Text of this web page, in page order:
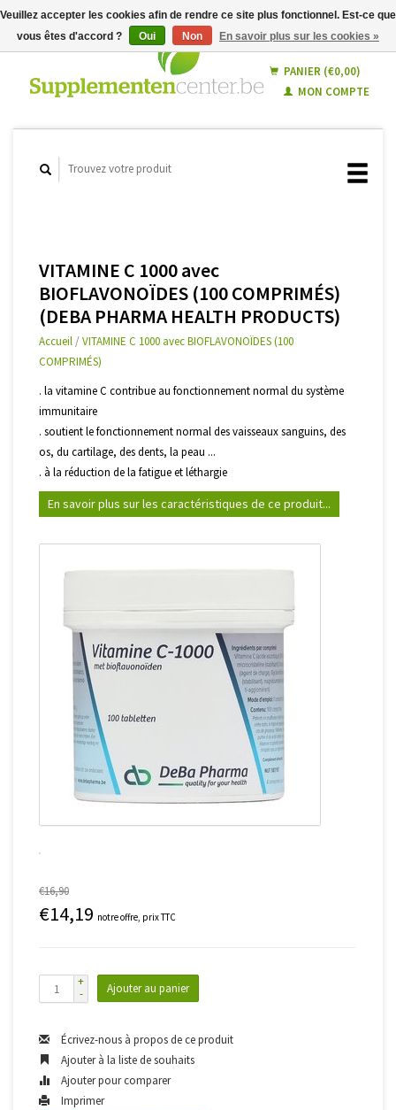
Français
PANIER (€0,00)
MON COMPTE
VITAMINE C 1000 avec
BIOFLAVONOÏDES (100 COMPRIMÉS)
(DEBA PHARMA HEALTH PRODUCTS)
Accueil /VITAMINE C 1000 avec BIOFLAVONOÏDES (100
COMPRIMÉS)
. la vitamine C contribue au fonctionnement normal du système
immunitaire
. soutient le fonctionnement normal des vaisseaux sanguins, des
os, du cartilage, des dents, la peau ...
. à la réduction de la fatigue et léthargie
En savoir plus sur les caractéristiques de ce produit...
€16,90
€14,19 notre offre, prix TTC
+
-
Ajouter au panier
Écrivez-nous à propos de ce produit
Ajouter à la liste de souhaits
Ajouter pour comparer
Imprimer
Veuillez accepter les cookies afin de rendre ce site plus fonctionnel. Est-ce que
vous êtes d'accord ?
Oui Non En savoir plus sur les cookies »